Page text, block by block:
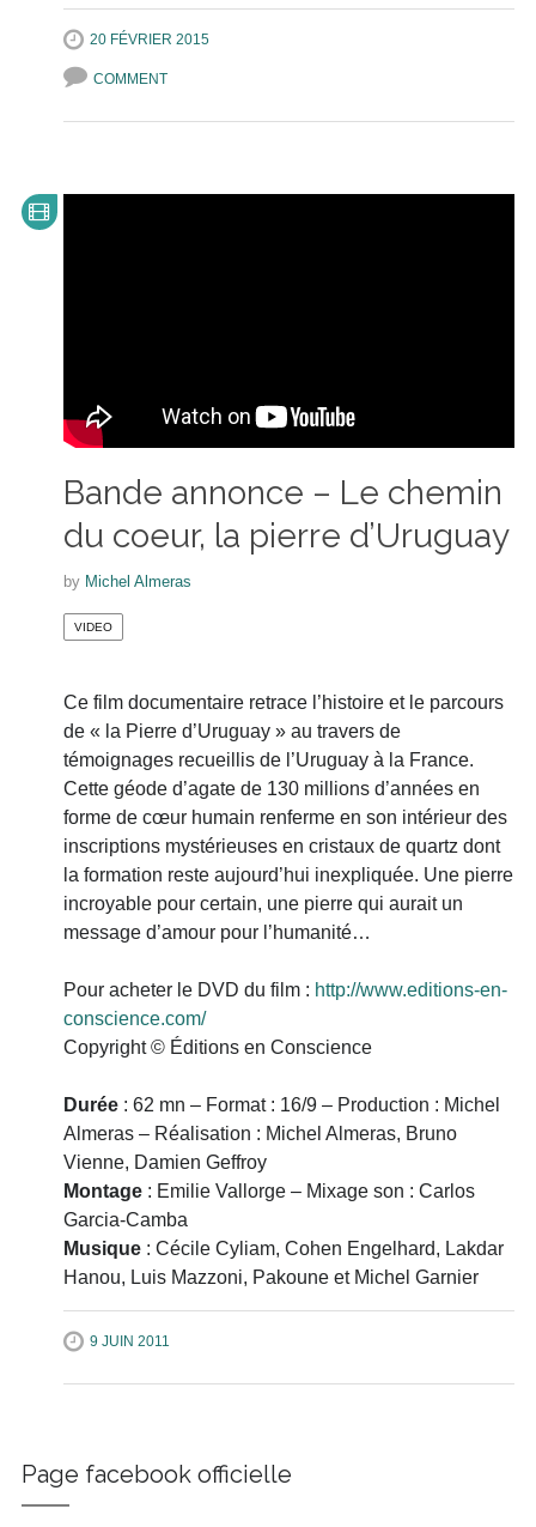
20 FÉVRIER 2015
COMMENT
Bande annonce – Le chemin
du coeur, la pierre d’Uruguay
by Michel Almeras
VIDEO
Ce film documentaire retrace l’histoire et le parcours
de « la Pierre d’Uruguay » au travers de
témoignages recueillis de l’Uruguay à la France.
Cette géode d’agate de 130 millions d’années en
forme de cœur humain renferme en son intérieur des
inscriptions mystérieuses en cristaux de quartz dont
la formation reste aujourd’hui inexpliquée. Une pierre
incroyable pour certain, une pierre qui aurait un
message d’amour pour l’humanité…
Pour acheter le DVD du film : http://www.editions-en-
conscience.com/
Copyright © Éditions en Conscience
Durée : 62 mn – Format : 16/9 – Production : Michel
Almeras – Réalisation : Michel Almeras, Bruno
Vienne, Damien Geffroy
Montage : Emilie Vallorge – Mixage son : Carlos
Garcia-Camba
Musique : Cécile Cyliam, Cohen Engelhard, Lakdar
Hanou, Luis Mazzoni, Pakoune et Michel Garnier
9 JUIN 2011
Page facebook officielle